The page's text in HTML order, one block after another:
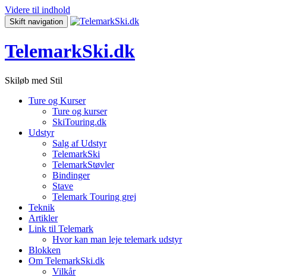
Videre til indhold
Skift navigation
TelemarkSki.dk
Skiløb med Stil
Ture og Kurser
Ture og kurser
SkiTouring.dk
Udstyr
Salg af Udstyr
TelemarkSki
TelemarkStøvler
Bindinger
Stave
Telemark Touring grej
Teknik
Artikler
Link til Telemark
Hvor kan man leje telemark udstyr
Blokken
Om TelemarkSki.dk
Vilkår